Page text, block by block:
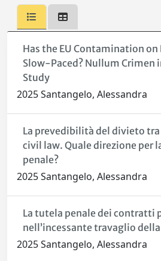
Has the EU Contamination on
Slow-Paced? Nullum Crimen
Study
2025 Santangelo, Alessandra
La prevedibilità del divieto
civil law. Quale direzione per
penale?
2025 Santangelo, Alessandra
La tutela penale dei contratti
nell’incessante travaglio
2025 Santangelo, Alessandra